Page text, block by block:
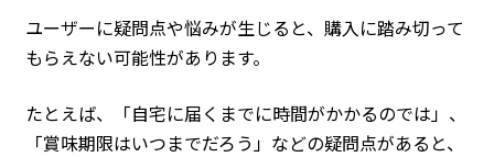
ユーザーに疑問点や悩みが生じると、購入に踏み切って
もらえない可能性があります。
たとえば、「自宅に届くまでに時間がかかるのでは」、
「賞味期限はいつまでだろう」などの疑問点があると、